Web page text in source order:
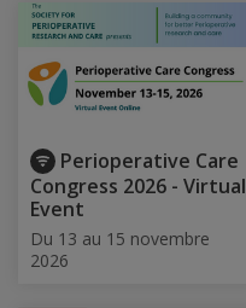
Perioperative Care
Congress 2026 - Virtual
Event
Du 13 au 15 novembre
2026